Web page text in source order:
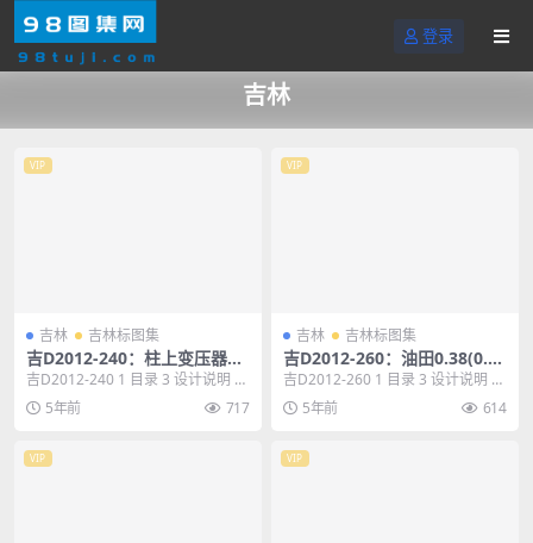
登录
吉林
VIP
吉林 吉林标图集
吉D2012-240：柱上变压器安
装
吉D2012-240 1 目录 3 设计说明 5
通过式变压器台安装平面图 9 ...
5年前 717
VIP
吉林 吉林标图集
吉D2012-260：油田0.38(0.6
6)kV井场配电
吉D2012-260 1 目录 3 设计说明 5
0.3B(0.66)kV变压器...
5年前 614
VIP VIP